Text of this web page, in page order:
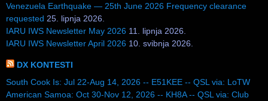
Venezuela Earthquake — 25th June 2026 Frequency clearance
requested 25. lipnja 2026.
IARU IWS Newsletter May 2026 11. lipnja 2026.
IARU IWS Newsletter April 2026 10. svibnja 2026.
DX KONTESTI
South Cook Is: Jul 22-Aug 14, 2026 -- E51KEE -- QSL via: LoTW
American Samoa: Oct 30-Nov 12, 2026 -- KH8A -- QSL via: Club